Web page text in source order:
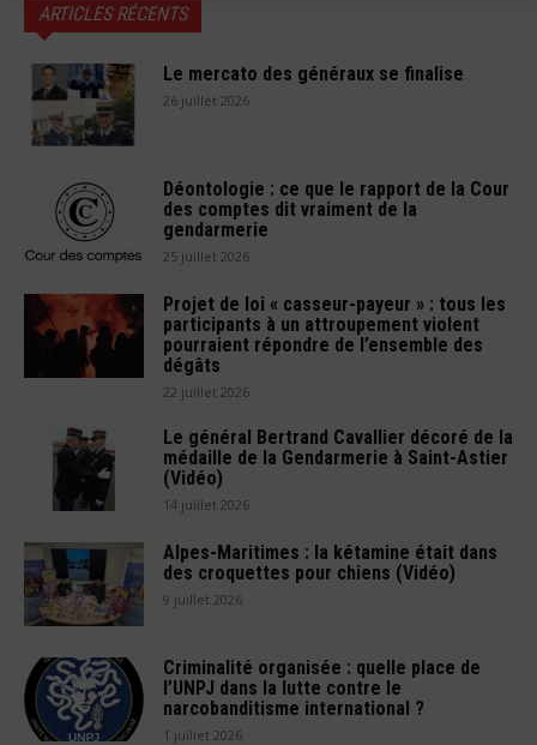
ARTICLES RÉCENTS
Le mercato des généraux se finalise
26 juillet 2026
Déontologie : ce que le rapport de la Cour
des comptes dit vraiment de la
gendarmerie
25 juillet 2026
Projet de loi « casseur-payeur » : tous les
participants à un attroupement violent
pourraient répondre de l’ensemble des
dégâts
22 juillet 2026
Le général Bertrand Cavallier décoré de la
médaille de la Gendarmerie à Saint-Astier
(Vidéo)
14 juillet 2026
Alpes-Maritimes : la kétamine était dans
des croquettes pour chiens (Vidéo)
9 juillet 2026
Criminalité organisée : quelle place de
l’UNPJ dans la lutte contre le
narcobanditisme international ?
1 juillet 2026